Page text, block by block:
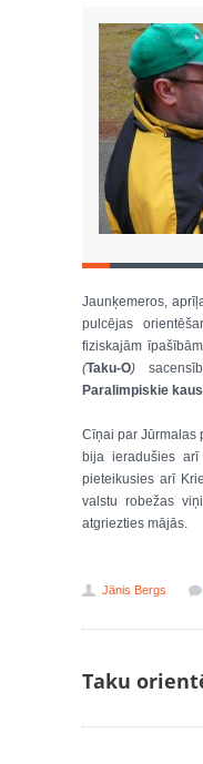
Jaunķemeros,
pulcējas
fiziskajām
(Taku-O)
Paralimpiskie
Cīņai par Jūrmalas
bija ieradušies
pieteikusies arī
valstu robežas
atgriezties mājās.
Jānis Bergs
Taku